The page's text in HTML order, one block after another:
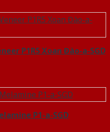
P1R5 Xoan Đào-a-SGD
P1-a-SGD